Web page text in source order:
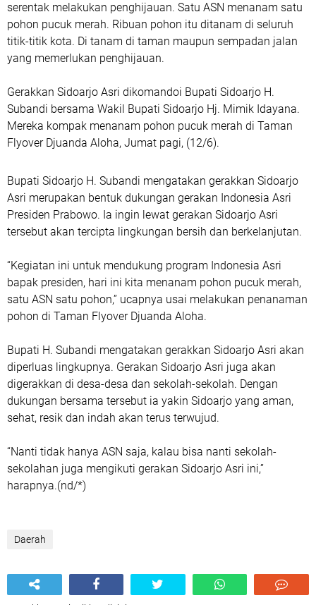
serentak melakukan penghijauan. Satu ASN menanam satu
pohon pucuk merah. Ribuan pohon itu ditanam di seluruh
titik-titik kota. Di tanam di taman maupun sempadan jalan
yang memerlukan penghijauan.
Gerakkan Sidoarjo Asri dikomandoi Bupati Sidoarjo H.
Subandi bersama Wakil Bupati Sidoarjo Hj. Mimik Idayana.
Mereka kompak menanam pohon pucuk merah di Taman
Flyover Djuanda Aloha, Jumat pagi, (12/6).
Bupati Sidoarjo H. Subandi mengatakan gerakkan Sidoarjo
Asri merupakan bentuk dukungan gerakan Indonesia Asri
Presiden Prabowo. Ia ingin lewat gerakan Sidoarjo Asri
tersebut akan tercipta lingkungan bersih dan berkelanjutan.
“Kegiatan ini untuk mendukung program Indonesia Asri
bapak presiden, hari ini kita menanam pohon pucuk merah,
satu ASN satu pohon,” ucapnya usai melakukan penanaman
pohon di Taman Flyover Djuanda Aloha.
Bupati H. Subandi mengatakan gerakkan Sidoarjo Asri akan
diperluas lingkupnya. Gerakan Sidoarjo Asri juga akan
digerakkan di desa-desa dan sekolah-sekolah. Dengan
dukungan bersama tersebut ia yakin Sidoarjo yang aman,
sehat, resik dan indah akan terus terwujud.
“Nanti tidak hanya ASN saja, kalau bisa nanti sekolah-
sekolahan juga mengikuti gerakan Sidoarjo Asri ini,”
harapnya.(nd/*)
Daerah